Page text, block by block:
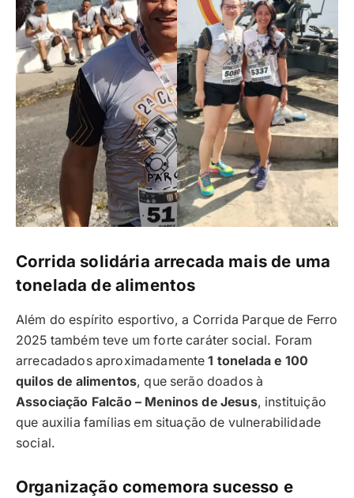
Corrida solidária arrecada mais de uma
tonelada de alimentos
Além do espírito esportivo, a Corrida Parque de Ferro
2025 também teve um forte caráter social. Foram
arrecadados aproximadamente1 tonelada e 100
quilos de alimentos, que serão doados à
Associação Falcão – Meninos de Jesus, instituição
que auxilia famílias em situação de vulnerabilidade
social.
Organização comemora sucesso e